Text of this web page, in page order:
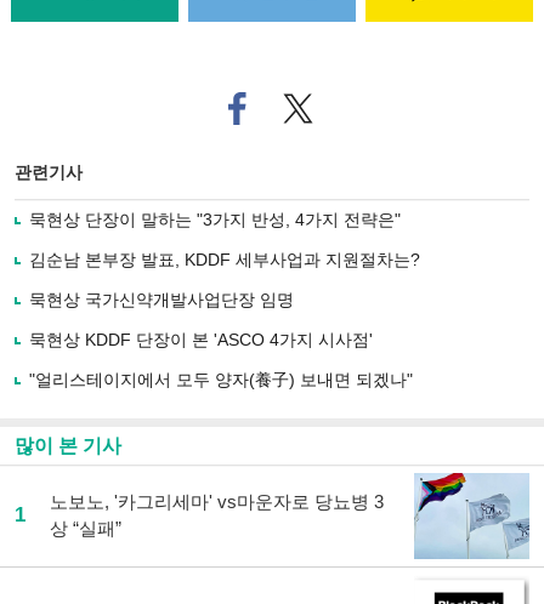
페
이
로
기
사
유
기
트위
터로
관련기사
묵현상 단장이 말하는 "3가지 반성, 4가지 전략은"
김순남 본부장 발표, KDDF 세부사업과 지원절차는?
묵현상 국가신약개발사업단장 임명
묵현상 KDDF 단장이 본 'ASCO 4가지 시사점'
"얼리스테이지에서 모두 양자(養子) 보내면 되겠나"
많이 본 기사
1
노보노, '카그리세마' vs마운자로 당뇨병 3
상 “실패”